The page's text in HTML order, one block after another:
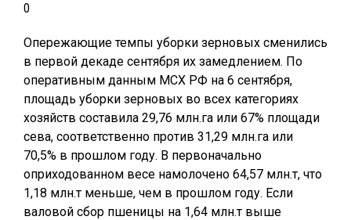
0
Опережающие темпы уборки зерновых сменились
в первой декаде сентября их замедлением. По
оперативным данным МСХ РФ на 6 сентября,
площадь уборки зерновых во всех категориях
хозяйств составила 29,76 млн.га или 67% площади
сева, соответственно против 31,29 млн.га или
70,5% в прошлом году. В первоначально
оприходованном весе намолочено 64,57 млн.т, что
1,18 млн.т меньше, чем в прошлом году. Если
валовой сбор пшеницы на 1,64 млн.т выше